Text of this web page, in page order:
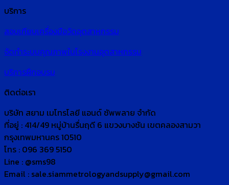
บริการ
สอบเทียบเครื่องมือวัดอุตสาหกรรม
จัดทำระบบคุณภาพในโรงงานอุตสาหกรรม
บริการฝึกอบรม
ติดต่อเรา
บริษัท สยาม เมโทรโลยี แอนด์ ซัพพลาย จำกัด
ที่อยู่ : 414/49 หมู่บ้านรื่นฤดี 6 แขวงบางชัน เขตคลองสามวา
กรุงเทพมหานคร 10510
โทร : 096 369 5150
Line : @sms98
Email : sale.siammetrologyandsupply@gmail.com